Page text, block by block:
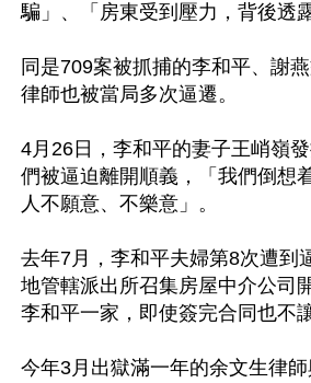
騙」、「房東受到壓力，背後透
同是709案被抓捕的李和平、謝
律師也被當局多次逼遷。
4月26日，李和平的妻子王峭嶺
們被逼迫離開順義，「我們倒想
人不願意、不樂意」。
去年7月，李和平夫婦第8次遭到
地管轄派出所召集房屋中介公司
李和平一家，即使簽完合同也不
今年3月出獄滿一年的余文生律